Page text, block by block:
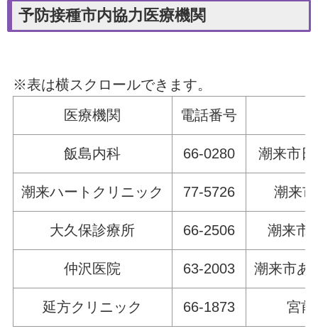
予防接種市内協力医療機関
※表は横スクロールできます。
医療機関
電話番号
飯島内科 66-0280 潮来市
潮来ハートクリニック 77-5726 潮来
大久保診療所 66-2506 潮来市
仲沢医院 63-2003 潮来市あ
延方クリニック 66-1873 宮